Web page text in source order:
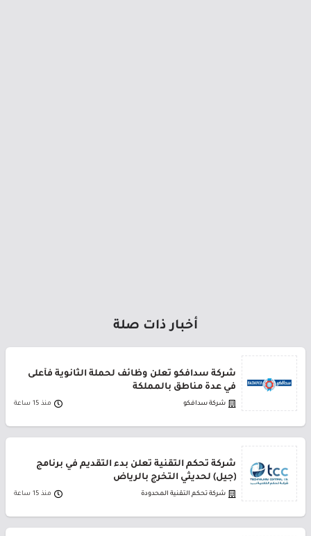
أخبار ذات صلة
شركة سدافكو تعلن وظائف لحملة الثانوية فأعلى
في عدة مناطق بالمملكة
شركة سدافكو منذ 15 ساعة
شركة تحكم التقنية تعلن بدء التقديم في برنامج
(جيل) لحديثي التخرج بالرياض
شركة تحكم التقنية المحدودة منذ 15 ساعة